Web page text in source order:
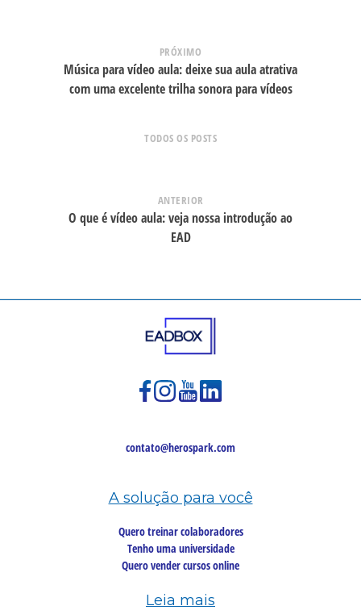
PRÓXIMO
Música para vídeo aula: deixe sua aula atrativa
com uma excelente trilha sonora para vídeos
TODOS OS POSTS
ANTERIOR
O que é vídeo aula: veja nossa introdução ao
EAD
contato@herospark.com
A solução para você
Quero treinar colaboradores
Tenho uma universidade
Quero vender cursos online
Leia mais